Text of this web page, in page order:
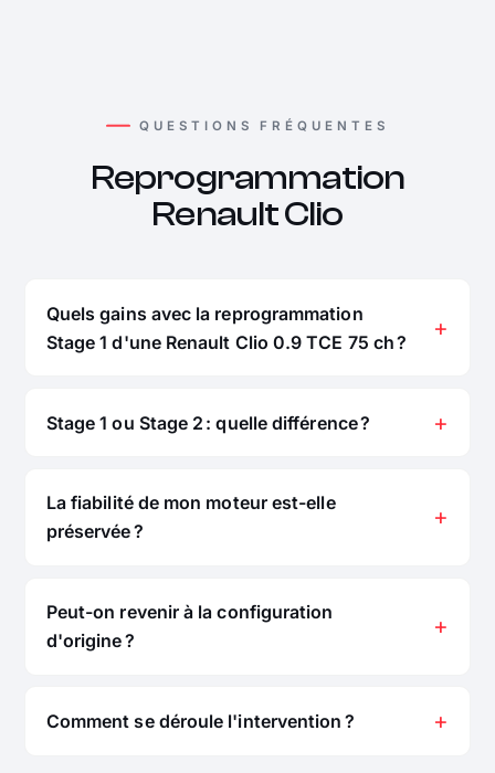
QUESTIONS FRÉQUENTES
Reprogrammation
Renault Clio
Quels gains avec la reprogrammation
Stage 1 d'une Renault Clio 0.9 TCE 75 ch ?
Stage 1 ou Stage 2 : quelle différence ?
La fiabilité de mon moteur est-elle
préservée ?
Peut-on revenir à la configuration
d'origine ?
Comment se déroule l'intervention ?